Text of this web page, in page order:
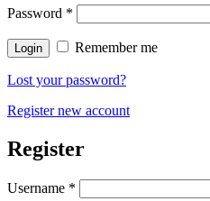
Password *
Login Remember me
Lost your password?
Register new account
Register
Username *